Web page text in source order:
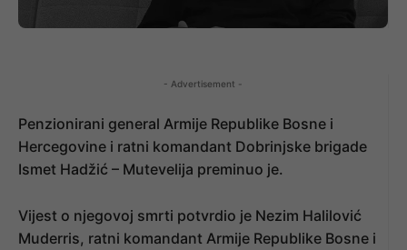
- Advertisement -
Penzionirani general Armije Republike Bosne i
Hercegovine i ratni komandant Dobrinjske brigade
Ismet Hadžić – Mutevelija preminuo je.
Vijest o njegovoj smrti potvrdio je Nezim Halilović
Muderris, ratni komandant Armije Republike Bosne i